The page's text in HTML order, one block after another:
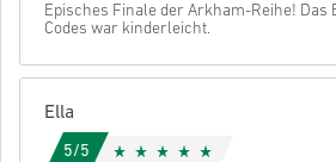
Episches Finale der Arkham-Reihe! Das
Codes war kinderleicht.
Ella
5/5